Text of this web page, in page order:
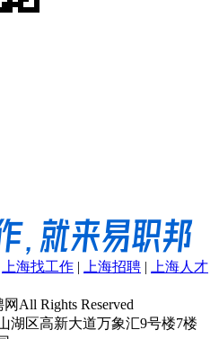
上海找工作 | 上海招聘 |
上海人才
All Rights Reserved
湖区高新大道万象汇9号楼7楼